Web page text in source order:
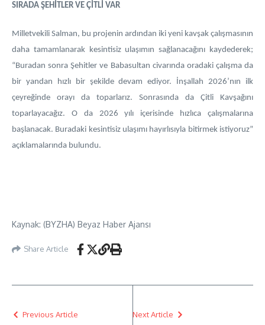
SIRADA ŞEHİTLER VE ÇİTLİ VAR
Milletvekili Salman, bu projenin ardından iki yeni kavşak çalışmasının
daha tamamlanarak kesintisiz ulaşımın sağlanacağını kaydederek;
“Buradan sonra Şehitler ve Babasultan civarında oradaki çalışma da
bir yandan hızlı bir şekilde devam ediyor. İnşallah 2026’nın ilk
çeyreğinde orayı da toparlarız. Sonrasında da Çitli Kavşağını
toparlayacağız. O da 2026 yılı içerisinde hızlıca çalışmalarına
başlanacak. Buradaki kesintisiz ulaşımı hayırlısıyla bitirmek istiyoruz”
açıklamalarında bulundu.
Kaynak: (BYZHA) Beyaz Haber Ajansı
Share Article
Previous Article Next Article